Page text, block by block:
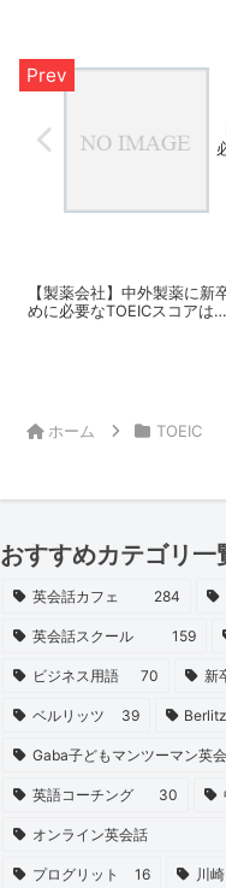
【製薬会社】中外製薬に新
めに必要なTOEICスコアは
ホーム TOEIC
おすすめカテゴリ一
英会話カフェ 284
英会話スクール 159
ビジネス用語 70 新
ベルリッツ 39 Berlitz
Gaba子どもマンツーマン英
英語コーチング 30
オンライン英会話
プログリット 16 川崎